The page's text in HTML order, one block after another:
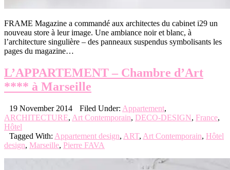
FRAME Magazine a commandé aux architectes du cabinet i29 un
nouveau store à leur image. Une ambiance noir et blanc, à
l’architecture singulière – des panneaux suspendus symbolisants les
pages du magazine…
L’APPARTEMENT – Chambre d’Art
**** à Marseille
19 November 2014 Filed Under: Appartement,
ARCHITECTURE, Art Contemporain, DECO-DESIGN, France,
Hôtel
Tagged With: Appartement design, ART, Art Contemporain, Hôtel
design, Marseille, Pierre FAVA